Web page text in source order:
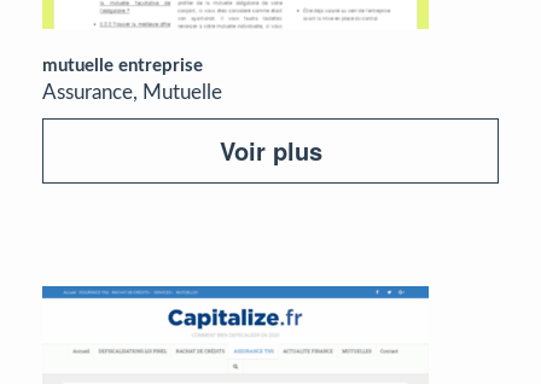
mutuelle entreprise
Assurance, Mutuelle
Voir plus